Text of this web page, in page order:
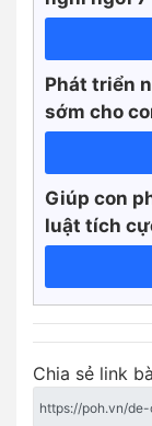
Phát triển
sớm cho
Giúp con
luật tích
Chia sẻ link